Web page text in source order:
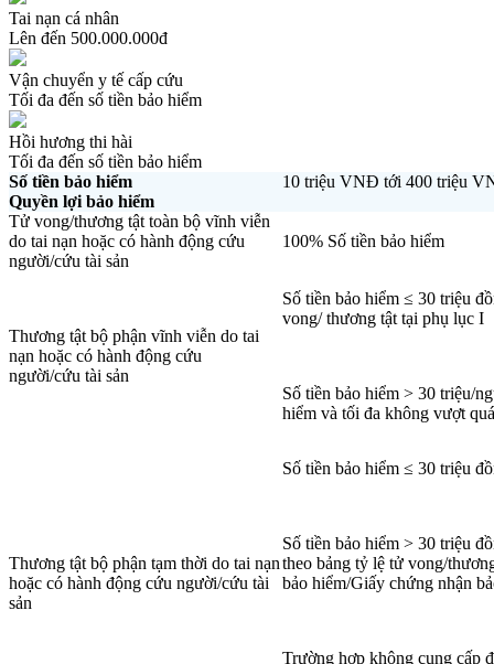
Tai nạn cá nhân
Lên đến 500.000.000đ
Vận chuyển y tế cấp cứu
Tối đa đến số tiền bảo hiểm
Hồi hương thi hài
Tối đa đến số tiền bảo hiểm
Số tiền bảo hiểm
10 triệu VNĐ tới 400 triệu
Quyền lợi bảo hiểm
Tử vong/thương tật toàn bộ vĩnh viễn
do tai nạn hoặc có hành động cứu
người/cứu tài sản
100% Số tiền bảo hiểm
Thương tật bộ phận vĩnh viễn do tai
nạn hoặc có hành động cứu
người/cứu tài sản
Số tiền bảo hiểm ≤ 30 triệu
vong/ thương tật tại phụ lục I
Số tiền bảo hiểm > 30 triệu/
hiểm và tối đa không vượt
Thương tật bộ phận tạm thời do tai nạn
hoặc có hành động cứu người/cứu tài
sản
Số tiền bảo hiểm ≤ 30 triệu
Số tiền bảo hiểm > 30 triệu
theo bảng tỷ lệ tử vong/
bảo hiểm/Giấy chứng nhận
Trường hợp không cung cấp